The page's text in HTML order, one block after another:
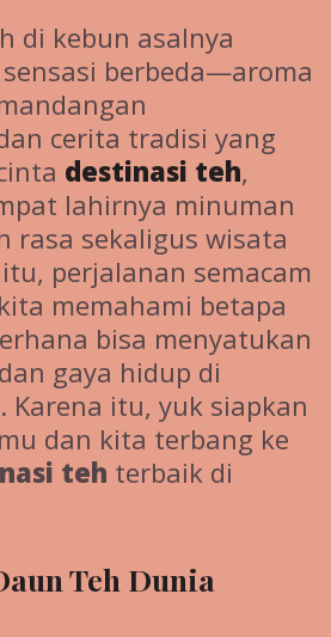
di kebun asalnya
berbeda—aroma
cerita tradisi yang
destinasi teh,
lahirnya minuman
rasa sekaligus wisata
perjalanan semacam
memahami betapa
bisa menyatukan
gaya hidup di
Karena itu, yuk siapkan
dan kita terbang ke
teh terbaik di
Teh Dunia